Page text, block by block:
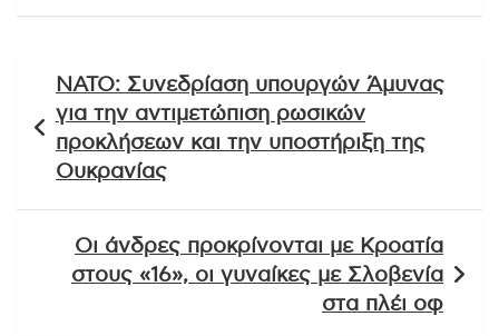
άρθρων
ΝΑΤΟ: Συνεδρίαση υπουργών Άμυνας
για την αντιμετώπιση ρωσικών
προκλήσεων και την υποστήριξη της
Ουκρανίας
Οι άνδρες προκρίνονται με Κροατία
στους «16», οι γυναίκες με Σλοβενία
στα πλέι οφ